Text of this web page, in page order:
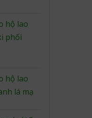
hộ lao
phối
hộ lao
lá mạ